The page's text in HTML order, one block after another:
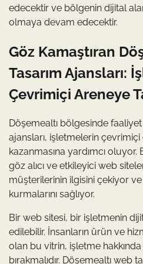
edecektir ve bölgenin dijital
olmaya devam edecektir.
Göz Kamaştıran
Tasarım Ajansları:
Çevrimiçi Areneye
Döşemealtı bölgesinde
ajansları, işletmelerin
kazanmasına yardımcı
göz alıcı ve etkileyici web
müşterilerinin ilgisini çekiyor
kurmalarını sağlıyor.
Bir web sitesi, bir işletmenin
edilebilir. İnsanların ürün ve
olan bu vitrin, işletme
bırakmalıdır. Döşemealtı web